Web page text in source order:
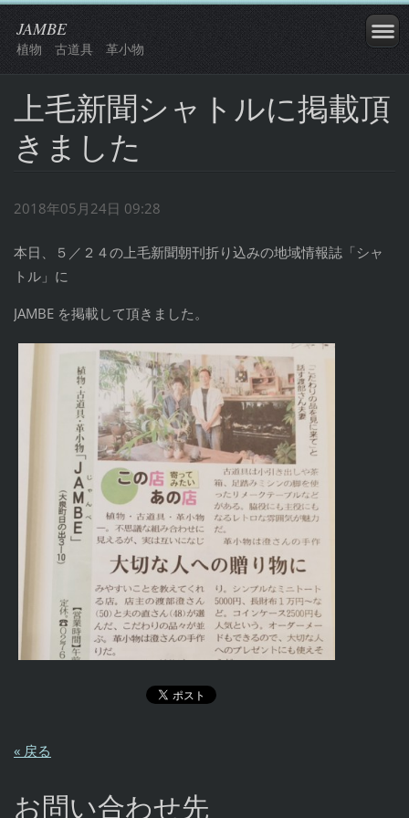
JAMBE
植物 古道具 革小物
上毛新聞シャトルに掲載頂
きました
2018年05月24日 09:28
本日、５／２４の上毛新聞朝刊折り込みの地域情報誌「シャ
トル」に
JAMBE を掲載して頂きました。
« 戻る
お問い合わせ先